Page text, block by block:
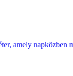
amely napközben